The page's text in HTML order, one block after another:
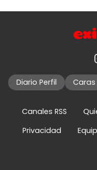
Diario Perfil Caras
Canales RSS
Privacidad